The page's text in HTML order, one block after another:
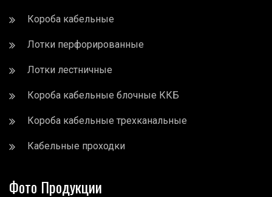
Короба кабельные
Лотки перфорированные
Лотки лестничные
Короба кабельные блочные ККБ
Короба кабельные трехканальные
Кабельные проходки
Фото Продукции